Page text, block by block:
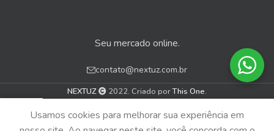
Seu mercado online.
contato@nextuz.com.br
NEXTUZ 2022. Criado porThis One.
Usamos cookies para melhorar sua experiência em